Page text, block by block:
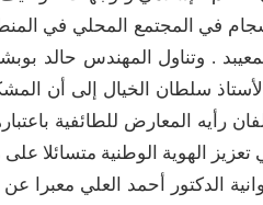
في المجتمع المحلي في
. وتناول المهندس حالد
سلطان الخيال إلى أن
رأيه المعارض للطائفية
الهوية الوطنية متسائلا
الدكتور أحمد العلي